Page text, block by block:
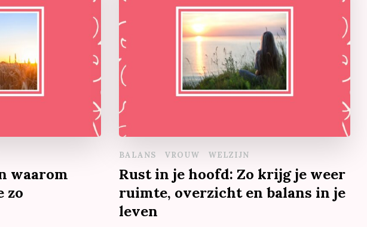
waarom
zo
BALANS VROUW WELZIJN
Rust in je hoofd: Zo krijg je weer
ruimte, overzicht en balans in je
leven